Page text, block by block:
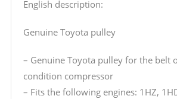
English description:
Genuine Toyota pulley
– Genuine Toyota pulley for the belt
condition compressor
– Fits the following engines: 1HZ,